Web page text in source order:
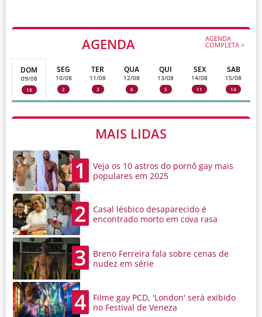
AGENDA AGENDA
COMPLETA >
DOM
09/08
18
SEG
10/08
2
TER
11/08
3
QUA
12/08
6
QUI
13/08
5
SEX
14/08
11
SAB
15/08
14
MAIS LIDAS
1
Veja os 10 astros do pornô gay mais
populares em 2025
2
Casal lésbico desaparecido é
encontrado morto em cova rasa
3
Breno Ferreira fala sobre cenas de
nudez em série
4
Filme gay PCD, 'London' será exibido
no Festival de Veneza